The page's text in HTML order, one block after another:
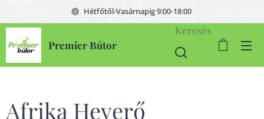
Hétfőtől-Vasárnapig 9:00-18:00
Premier Bútor
Keresés
Afrika Heverő